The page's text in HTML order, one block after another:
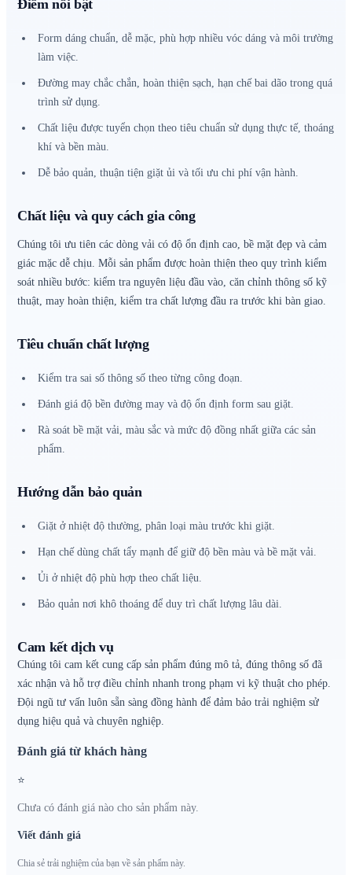
Điểm nổi bật
Form dáng chuẩn, dễ mặc, phù hợp nhiều vóc dáng và môi trường
làm việc.
Đường may chắc chắn, hoàn thiện sạch, hạn chế bai dão trong quá
trình sử dụng.
Chất liệu được tuyển chọn theo tiêu chuẩn sử dụng thực tế, thoáng
khí và bền màu.
Dễ bảo quản, thuận tiện giặt ủi và tối ưu chi phí vận hành.
Chất liệu và quy cách gia công
Chúng tôi ưu tiên các dòng vải có độ ổn định cao, bề mặt đẹp và cảm
giác mặc dễ chịu. Mỗi sản phẩm được hoàn thiện theo quy trình kiểm
soát nhiều bước: kiểm tra nguyên liệu đầu vào, căn chỉnh thông số kỹ
thuật, may hoàn thiện, kiểm tra chất lượng đầu ra trước khi bàn giao.
Tiêu chuẩn chất lượng
Kiểm tra sai số thông số theo từng công đoạn.
Đánh giá độ bền đường may và độ ổn định form sau giặt.
Rà soát bề mặt vải, màu sắc và mức độ đồng nhất giữa các sản
phẩm.
Hướng dẫn bảo quản
Giặt ở nhiệt độ thường, phân loại màu trước khi giặt.
Hạn chế dùng chất tẩy mạnh để giữ độ bền màu và bề mặt vải.
Ủi ở nhiệt độ phù hợp theo chất liệu.
Bảo quản nơi khô thoáng để duy trì chất lượng lâu dài.
Cam kết dịch vụ
Chúng tôi cam kết cung cấp sản phẩm đúng mô tả, đúng thông số đã
xác nhận và hỗ trợ điều chỉnh nhanh trong phạm vi kỹ thuật cho phép.
Đội ngũ tư vấn luôn sẵn sàng đồng hành để đảm bảo trải nghiệm sử
dụng hiệu quả và chuyên nghiệp.
Đánh giá từ khách hàng
⭐
Chưa có đánh giá nào cho sản phẩm này.
Viết đánh giá
Chia sẻ trải nghiệm của bạn về sản phẩm này.